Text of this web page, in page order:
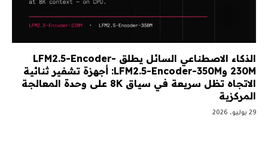
الذكاء الاصطناعي السائل يطلق LFM2.5-Encoder-
230M وLFM2.5-Encoder-350M: أجهزة تشفير ثنائية
الاتجاه تظل سريعة في سياق 8K على وحدة المعالجة
المركزية
29 يوليو، 2026